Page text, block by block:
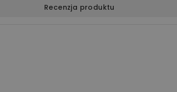
Recenzja produktu